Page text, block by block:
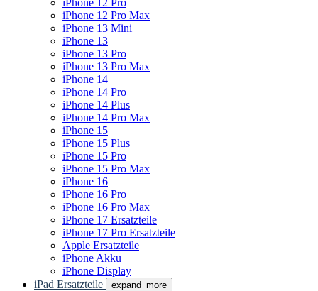
iPhone 12 Pro Max
iPhone 13 Mini
iPhone 13
iPhone 13 Pro
iPhone 13 Pro Max
iPhone 14
iPhone 14 Pro
iPhone 14 Plus
iPhone 14 Pro Max
iPhone 15
iPhone 15 Plus
iPhone 15 Pro
iPhone 15 Pro Max
iPhone 16
iPhone 16 Pro
iPhone 16 Pro Max
iPhone 17 Ersatzteile
iPhone 17 Pro Ersatzteile
Apple Ersatzteile
iPhone Akku
iPhone Display
iPad Ersatzteile
expand_more